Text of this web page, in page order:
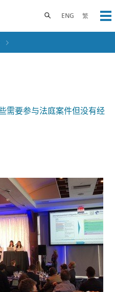
ENG 繁
Toggle search panel
需要参与法庭案件但没有经